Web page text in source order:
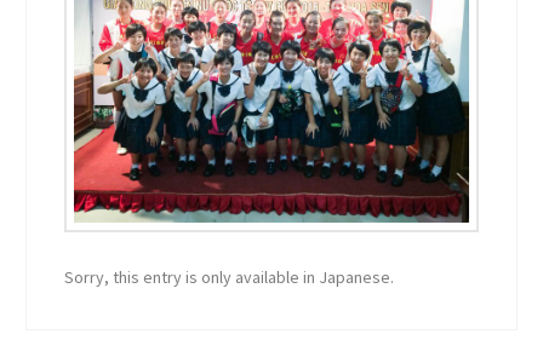
Sorry, this entry is only available in Japanese.